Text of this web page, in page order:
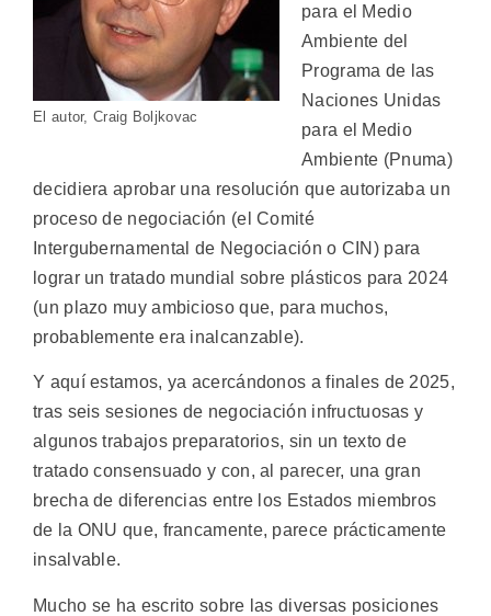
El autor, Craig Boljkovac
para el Medio
Ambiente del
Programa de las
Naciones Unidas
para el Medio
Ambiente (Pnuma)
decidiera aprobar una resolución que autorizaba un
proceso de negociación (el Comité
Intergubernamental de Negociación o CIN) para
lograr un tratado mundial sobre plásticos para 2024
(un plazo muy ambicioso que, para muchos,
probablemente era inalcanzable).
Y aquí estamos, ya acercándonos a finales de 2025,
tras seis sesiones de negociación infructuosas y
algunos trabajos preparatorios, sin un texto de
tratado consensuado y con, al parecer, una gran
brecha de diferencias entre los Estados miembros
de la ONU que, francamente, parece prácticamente
insalvable.
Mucho se ha escrito sobre las diversas posiciones